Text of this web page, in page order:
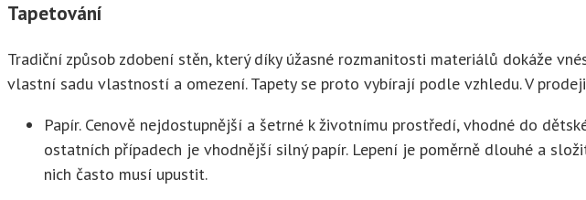
Tapetování
Tradiční způsob zdobení stěn, který díky úžasné rozmanitosti materiálů dokáže
vlastní sadu vlastností a omezení. Tapety se proto vybírají podle vzhledu. V
Papír. Cenově nejdostupnější a šetrné k životnímu prostředí, vhodné do
ostatních případech je vhodnější silný papír. Lepení je poměrně dlouhé a
nich často musí upustit.